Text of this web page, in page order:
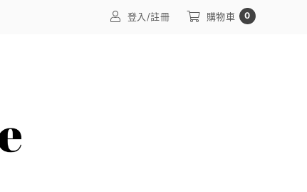
登入/註冊 購物車 0